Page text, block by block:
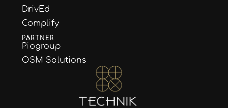
DrivEd
Complify
PARTNER
Piogroup
OSM Solutions